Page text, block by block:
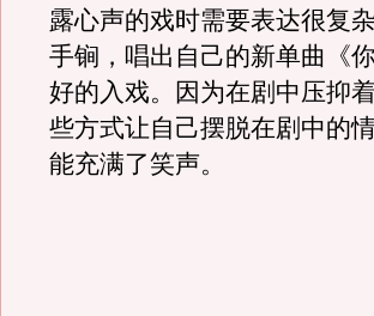
露心声的戏时需要表达很复
手锏，唱出自己的新单曲《
好的入戏。因为在剧中压抑
些方式让自己摆脱在剧中的
能充满了笑声。